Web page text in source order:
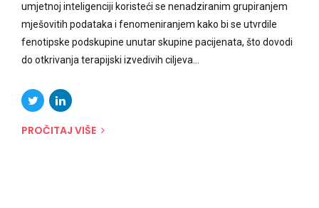
umjetnoj inteligenciji koristeći se nenadziranim grupiranjem
mješovitih podataka i fenomeniranjem kako bi se utvrdile
fenotipske podskupine unutar skupine pacijenata, što dovodi
do otkrivanja terapijski izvedivih ciljeva...
PROČITAJ VIŠE